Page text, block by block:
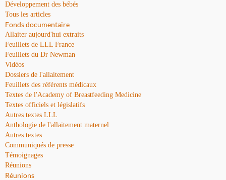
Développement des bébés
Tous les articles
Fonds documentaire
Allaiter aujourd'hui extraits
Feuillets de LLL France
Feuillets du Dr Newman
Vidéos
Dossiers de l'allaitement
Feuillets des référents médicaux
Textes de l'Academy of Breastfeeding Medicine
Textes officiels et législatifs
Autres textes LLL
Anthologie de l'allaitement maternel
Autres textes
Communiqués de presse
Témoignages
Réunions
Réunions